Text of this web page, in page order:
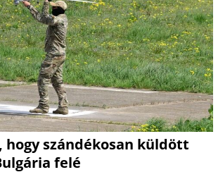
hogy szándékosan küldött
felé